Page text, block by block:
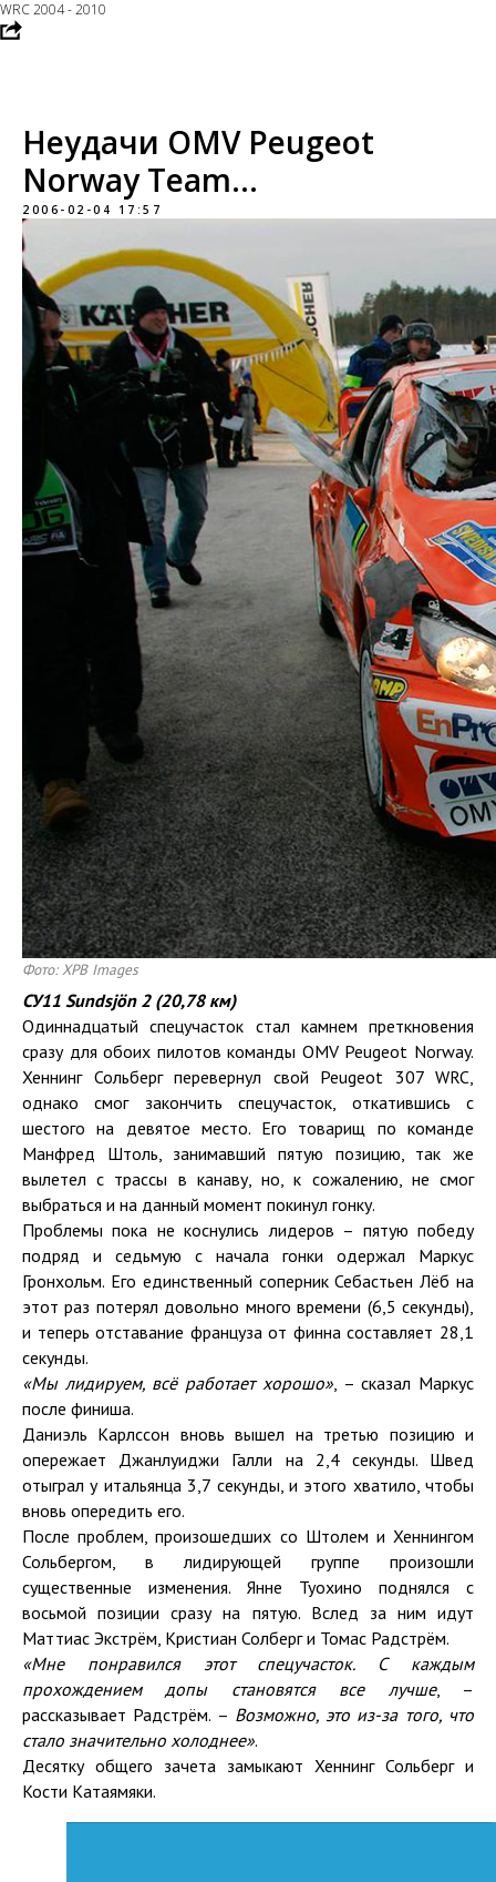
WRC 2004 - 2010
Неудачи OMV Peugeot
Norway Team...
2006-02-04 17:57
Фото: XPB Images
СУ11 Sundsjön2 (20,78 км)
Одиннадцатый спецучасток стал камнем преткновения
сразу для обоих пилотов команды OMV Peugeot Norway.
Хеннинг Сольберг перевернул свой Peugeot 307 WRC,
однако смог закончить спецучасток, откатившись с
шестого на девятое место. Его товарищ по команде
Манфред Штоль, занимавший пятую позицию, так же
вылетел с трассы в канаву, но, к сожалению, не смог
выбраться и на данный момент покинул гонку.
Проблемы пока не коснулись лидеров – пятую победу
подряд и седьмую с начала гонки одержал Маркус
Гронхольм. Его единственный соперник Себастьен Лёб на
этот раз потерял довольно много времени (6,5 секунды),
и теперь отставание француза от финна составляет 28,1
секунды.
«Мы лидируем, всё работает хорошо», – сказал Маркус
после финиша.
Даниэль Карлссон вновь вышел на третью позицию и
опережает Джанлуиджи Галли на 2,4 секунды. Швед
отыграл у итальянца 3,7 секунды, и этого хватило, чтобы
вновь опередить его.
После проблем, произошедших со Штолем и Хеннингом
Сольбергом, в лидирующей группе произошли
существенные изменения. Янне Туохино поднялся с
восьмой позиции сразу на пятую. Вслед за ним идут
Маттиас Экстрём, Кристиан Солберг и Томас Радстрём.
«Мне понравился этот спецучасток. С каждым
прохождениемдопыстановятся все лучше, –
рассказывает Радстрём. – Возможно, это из-за того, что
стало значительно холоднее».
Десятку общего зачета замыкают Хеннинг Сольберг и
Кости Катаямяки.